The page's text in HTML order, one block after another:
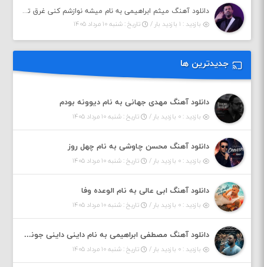
دانلود آهنگ میثم ابراهیمی به نام میشه نوازشم کنی غرق تو شم
بازدید : ۱ بازدید بار /
تاریخ : شنبه ۱۰ مرداد ۱۴۰۵
جدیدترین ها
دانلود آهنگ مهدی جهانی به نام دیوونه بودم
بازدید : ۰ بازدید بار / تاریخ : شنبه ۱۰ مرداد ۱۴۰۵
دانلود آهنگ محسن چاوشی به نام چهل روز
بازدید : ۰ بازدید بار / تاریخ : شنبه ۱۰ مرداد ۱۴۰۵
دانلود آهنگ ابی عالی به نام الوعده وفا
بازدید : ۰ بازدید بار / تاریخ : شنبه ۱۰ مرداد ۱۴۰۵
دانلود آهنگ مصطفی ابراهیمی به نام داینی داینی جونم قربون پنج تیر پرونم
بازدید : ۰ بازدید بار / تاریخ : شنبه ۱۰ مرداد ۱۴۰۵